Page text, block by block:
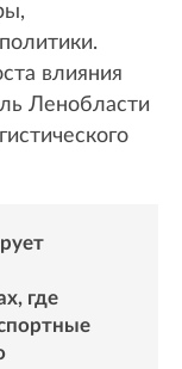
влияния
Ленобласти
где